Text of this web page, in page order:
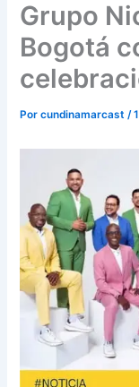
Grupo
Bogotá
Porcundinamarcast/